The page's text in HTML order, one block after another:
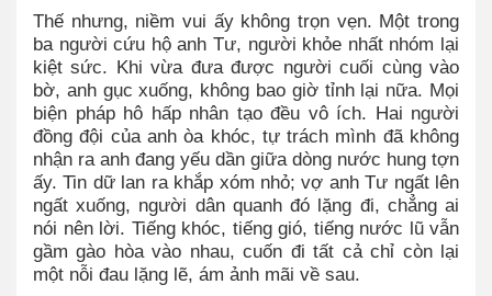
Thế nhưng, niềm vui ấy không trọn vẹn. Một trong
ba người cứu hộ anh Tư, người khỏe nhất nhóm lại
kiệt sức. Khi vừa đưa được người cuối cùng vào
bờ, anh gục xuống, không bao giờ tỉnh lại nữa. Mọi
biện pháp hô hấp nhân tạo đều vô ích. Hai người
đồng đội của anh òa khóc, tự trách mình đã không
nhận ra anh đang yếu dần giữa dòng nước hung tợn
ấy. Tin dữ lan ra khắp xóm nhỏ; vợ anh Tư ngất lên
ngất xuống, người dân quanh đó lặng đi, chẳng ai
nói nên lời. Tiếng khóc, tiếng gió, tiếng nước lũ vẫn
gầm gào hòa vào nhau, cuốn đi tất cả chỉ còn lại
một nỗi đau lặng lẽ, ám ảnh mãi về sau.